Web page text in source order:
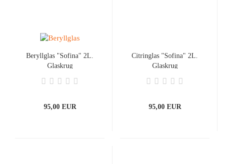
Beryllglas "Sofina" 2L.
Glaskrug
95,00 EUR
Citringlas "Sofina" 2L.
Glaskrug
95,00 EUR